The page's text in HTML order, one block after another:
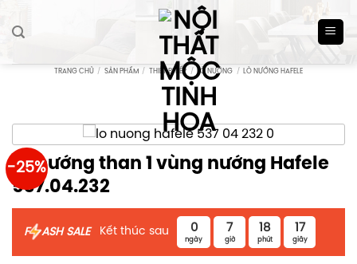
TRANG CHỦ / SẢN PHẨM / THIẾT BỊ BẾP / LÒ NƯỚNG / LÒ NƯỚNG HAFELE
-25%
Lò nướng than 1 vùng nướng Hafele
537.04.232
F ASH SALE Kết thúc sau 0
ngày
7
giờ
18
phút
17
giây